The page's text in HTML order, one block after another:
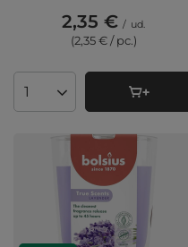
2,35 € / ud.
(2,35 € / pc.)
Cantidad de productos